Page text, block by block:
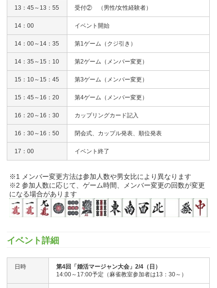
13：45～13：55 受付② （男性/女性経験者）
14：00 イベント開始
14：00～14：35 第1ゲーム（クジ引き）
14：35～15：10 第2ゲーム（メンバー変更）
15：10～15：45 第3ゲーム（メンバー変更）
15：45～16：20 第4ゲーム（メンバー変更）
16：20～16：30 カップリングカード記入
16：30～16：50 閉会式、カップル発表、順位発表
17：00 イベント終了
※1 メンバー変更方法は参加人数や男女比により異なります
※2 参加人数に応じて、ゲーム時間、メンバー変更の回数が変更
になる場合があります
イベント詳細
日時
第4回「婚活マージャン大会」2/4（日）
14:00～17:00予定（麻雀教室参加者は13：30～）